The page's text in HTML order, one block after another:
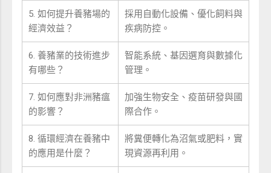
5. 如何提升養豬場的
經濟效益？
採用自動化設備、優化飼料與
疾病防控。
6. 養豬業的技術進步
有哪些？
智能系統、基因選育與數據化
管理。
7. 如何應對非洲豬瘟
的影響？
加強生物安全、疫苗研發與國
際合作。
8. 循環經濟在養豬中
的應用是什麼？
將糞便轉化為沼氣或肥料，實
現資源再利用。